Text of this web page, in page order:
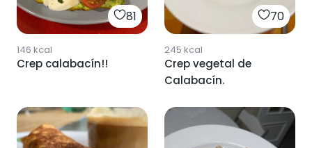
81
146 kcal
Crep calabacín!!
70
245 kcal
Crep vegetal de
Calabacín.